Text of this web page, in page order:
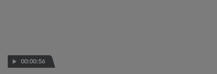
00:00:56